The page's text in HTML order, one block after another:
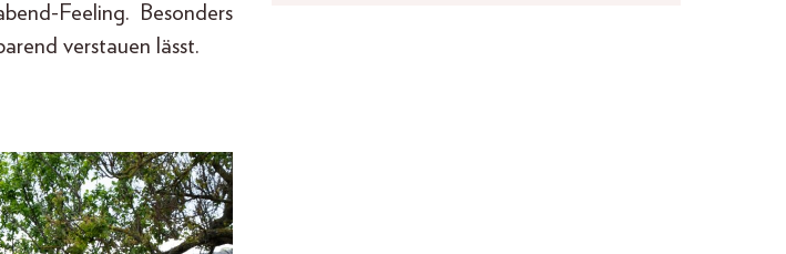
Feeling. Besonders
verstauen lässt.